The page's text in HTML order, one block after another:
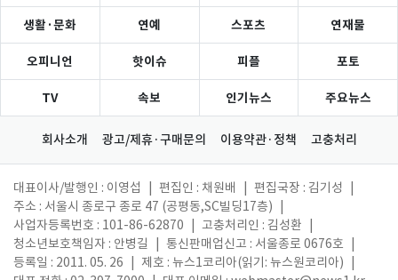
생활·문화 연예 스포츠 연재물
오피니언 핫이슈 피플 포토
TV 속보 인기뉴스 주요뉴스
회사소개 광고/제휴·구매문의 이용약관·정책 고충처리
대표이사/발행인 : 이영섭 편집인 : 채원배 편집국장 : 김기성
주소 : 서울시 종로구 종로 47 (공평동,SC빌딩17층)
사업자등록번호 : 101-86-62870
고충처리인 : 김성환
청소년보호책임자 : 안병길
통신판매업신고 : 서울종로 0676호
등록일 : 2011. 05. 26
제호 : 뉴스1코리아(읽기: 뉴스원코리아)